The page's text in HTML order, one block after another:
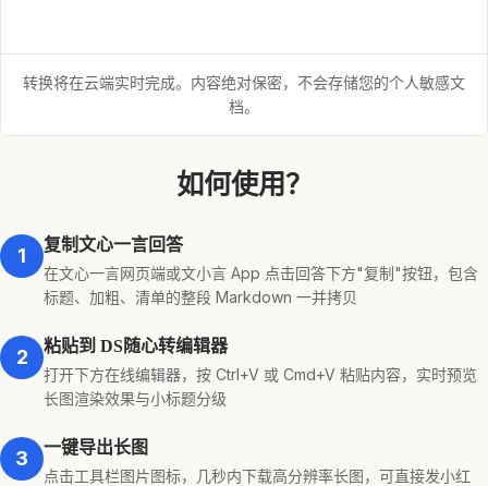
转换将在云端实时完成。内容绝对保密，不会存储您的个人敏感文
档。
如何使用？
1
复制文心一言回答
在文心一言网页端或文小言 App 点击回答下方"复制"按钮，包含
标题、加粗、清单的整段 Markdown 一并拷贝
2
粘贴到 DS随心转编辑器
打开下方在线编辑器，按 Ctrl+V 或 Cmd+V 粘贴内容，实时预览
长图渲染效果与小标题分级
3
一键导出长图
点击工具栏图片图标，几秒内下载高分辨率长图，可直接发小红